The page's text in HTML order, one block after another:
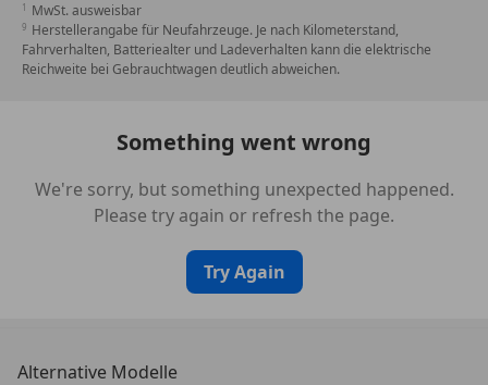
Radschraubensicherung
Reifenreparatur-Set
Active Guard
Advantage
Akustischer Fußgängerschutz (Außensound)
Alpinweiß-Lackierung (Uni)
Außenspiegel mit Projektionsfunktion
Außenspiegel Wagenfarbe
Deutsch / Bordliteratur
MwSt. ausweisbar
Herstellerangabe für Neufahrzeuge. Je nach Kilometerstand,
Fahrverhalten, Batteriealter und Ladeverhalten kann die elektrische
Reichweite bei Gebrauchtwagen deutlich abweichen.
Something went wrong
We're sorry, but something unexpected happened.
Please try again or refresh the page.
Try Again
Alternative Modelle